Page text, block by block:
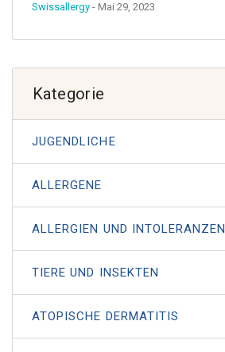
Swissallergy - Mai 29, 2023
Kategorie
JUGENDLICHE
ALLERGENE
ALLERGIEN UND INTOLERANZEN
TIERE UND INSEKTEN
ATOPISCHE DERMATITIS